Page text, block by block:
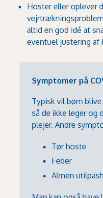
Hoster eller oplever
altid en god idé at
eventuel justering af
Symptomer på
Typisk vil børn
så de ikke leger og
plejer. Andre
Tør hoste
Feber
Almen